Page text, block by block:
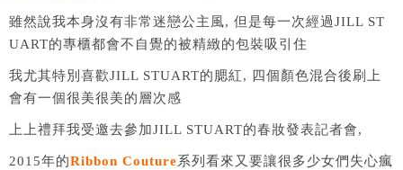
雖然說我本身沒有非常迷戀公主風, 但是每一次經過JILL ST
UART的專櫃都會不自覺的被精緻的包裝吸引住
我尤其特別喜歡JILL STUART的腮紅, 四個顏色混合後刷上
會有一個很美很美的層次感
上上禮拜我受邀去參加JILL STUART的春妝發表記者會,
2015年的Ribbon Couture系列看來又要讓很多少女們失心瘋